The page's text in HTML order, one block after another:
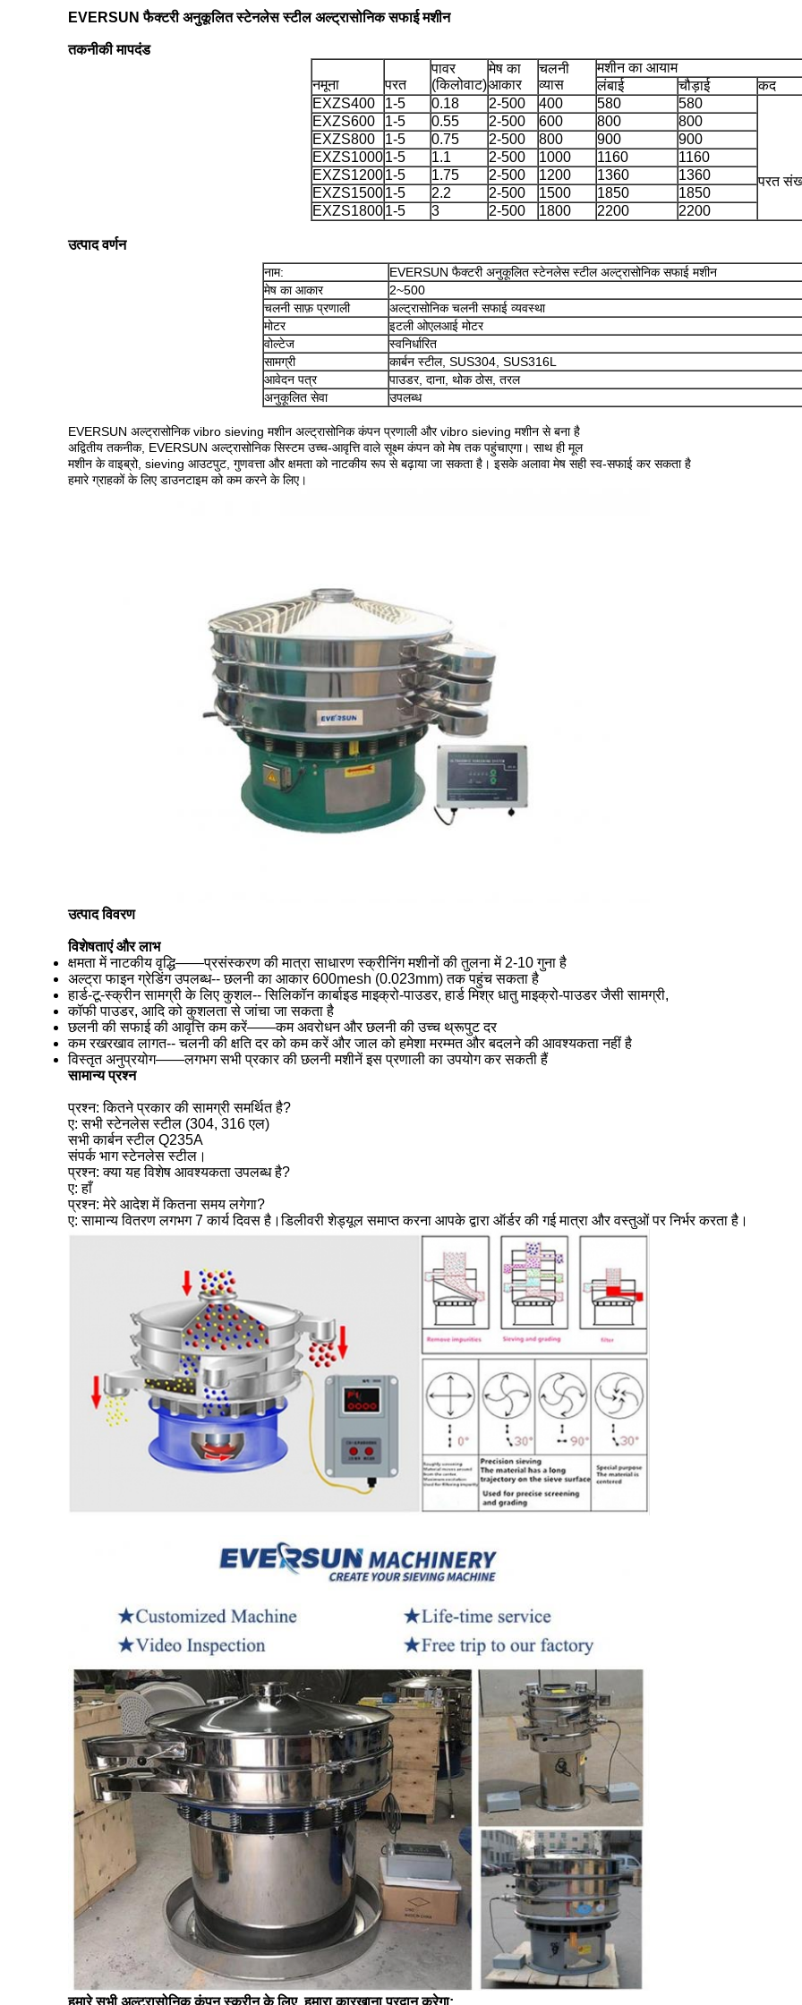
EVERSUN फैक्टरी अनुकूलित स्टेनलेस स्टील अल्ट्रासोनिक सफाई मशीन
तकनीकी मापदंड
नमूना परत
पावर
(किलोवाट)
मेष का
आकार
चलनी
व्यास
मशीन का आयाम
लंबाई
चौड़ाई
कद
EXZS400
1-5 0.18 2-500 400 580 580
परत
EXZS600 1-5 0.55 2-500 600 800
800
EXZS800
1-5 0.75 2-500 800 900
900
EXZS10001-5 1.1 2-500 1000 1160
1160
EXZS12001-5 1.75 2-500 1200 1360
1360
EXZS15001-5 2.2 2-500 1500 1850
1850
EXZS18001-5 3 2-500 1800 2200 2200
उत्पाद वर्णन
नाम:
EVERSUN फैक्टरी अनुकूलित स्टेनलेस स्टील अल्ट्रासोनिक सफाई मशीन
मेष का आकार
2~500
चलनी साफ़ प्रणाली
अल्ट्रासोनिक चलनी सफाई व्यवस्था
मोटर
इटली ओएलआई मोटर
वोल्टेज
स्वनिर्धारित
सामग्री
कार्बन स्टील, SUS304, SUS316L
आवेदन पत्र
पाउडर, दाना, थोक ठोस, तरल
अनुकूलित सेवा
उपलब्ध
EVERSUN अल्ट्रासोनिक vibro sieving मशीन अल्ट्रासोनिक कंपन प्रणाली और vibro sieving मशीन से बना है
अद्वितीय तकनीक, EVERSUN अल्ट्रासोनिक सिस्टम उच्च-आवृत्ति वाले सूक्ष्म कंपन को मेष तक पहुंचाएगा। साथ ही मूल
मशीन के वाइब्रो, sieving आउटपुट, गुणवत्ता और क्षमता को नाटकीय रूप से बढ़ाया जा सकता है। इसके अलावा मेष सही स्व-सफाई कर सकता है
हमारे ग्राहकों के लिए डाउनटाइम को कम करने के लिए।
उत्पाद विवरण
विशेषताएं और लाभ
क्षमता में नाटकीय वृद्धि——प्रसंस्करण की मात्रा साधारण स्क्रीनिंग मशीनों की तुलना में 2-10 गुना है
अल्ट्रा फाइन ग्रेडिंग उपलब्ध-- छलनी का आकार 600mesh (0.023mm) तक पहुंच सकता है
हार्ड-टू-स्क्रीन सामग्री के लिए कुशल-- सिलिकॉन कार्बाइड माइक्रो-पाउडर, हार्ड मिश्र धातु माइक्रो-पाउडर जैसी सामग्री,
कॉफी पाउडर, आदि को कुशलता से जांचा जा सकता है
छलनी की सफाई की आवृत्ति कम करें——कम अवरोधन और छलनी की उच्च थ्रूपुट दर
कम रखरखाव लागत-- चलनी की क्षति दर को कम करें और जाल को हमेशा मरम्मत और बदलने की आवश्यकता नहीं है
विस्तृत अनुप्रयोग——लगभग सभी प्रकार की छलनी मशीनें इस प्रणाली का उपयोग कर सकती हैं
सामान्य प्रश्न
प्रश्न: कितने प्रकार की सामग्री समर्थित है?
ए: सभी स्टेनलेस स्टील (304, 316 एल)
सभी कार्बन स्टील Q235A
संपर्क भाग स्टेनलेस स्टील।
प्रश्न: क्या यह विशेष आवश्यकता उपलब्ध है?
ए: हाँ
प्रश्न: मेरे आदेश में कितना समय लगेगा?
ए: सामान्य वितरण लगभग 7 कार्य दिवस है।डिलीवरी शेड्यूल समाप्त करना आपके द्वारा ऑर्डर की गई मात्रा और वस्तुओं पर निर्भर करता है।
हमारे सभी अल्ट्रासोनिक कंपन स्क्रीन के लिए, हमारा कारखाना प्रदान करेगा: